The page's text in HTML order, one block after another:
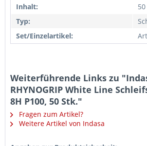
Inhalt:
Typ:
Set/Einzelartikel:
Weiterführende Links zu
RHYNOGRIP White Line
8H P100, 50 Stk."
Fragen zum Artikel?
Weitere Artikel von Indasa